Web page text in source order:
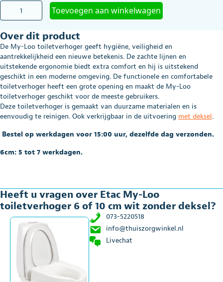
Etac
toiletverhoger
6
of
10
cm
wit
zonder
deksel
aantal
Toevoegen aan winkelwagen
Over dit product
De My-Loo toiletverhoger geeft hygiëne, veiligheid en
aantrekkelijkheid een nieuwe betekenis. De zachte lijnen en
uitstekende ergonomie biedt extra comfort en hij is uitstekend
geschikt in een moderne omgeving. De functionele en comfortabele
toiletverhoger heeft een grote opening en maakt de My-Loo
toiletverhoger geschikt voor de meeste gebruikers.
Deze toiletverhoger is gemaakt van duurzame materialen en is
eenvoudig te reinigen. Ook verkrijgbaar in de uitvoering met deksel.
Bestel op werkdagen voor 15:00 uur, dezelfde dag verzonden.
6cm: 5 tot 7 werkdagen.
Heeft u vragen over Etac My-Loo
toiletverhoger 6 of 10 cm wit zonder deksel?
073-5220518
info@thuiszorgwinkel.nl
Livechat